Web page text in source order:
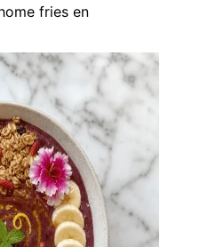
fries en